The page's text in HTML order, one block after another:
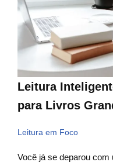
Leitura
para Livros
Leitura em Foco
Você já se deparou